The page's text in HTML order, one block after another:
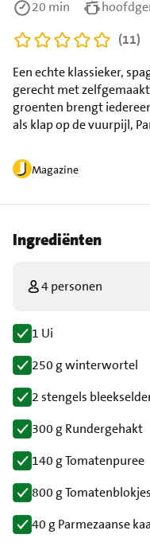
Magazine
Een echte klassieker,
gerecht met
groenten brengt
als klap op de vuurpijl,
20 min
(11)
Ingrediënten
4 personen
1 Ui
250 g winterwortel
2 stengels
300 g Rundergehakt
140 g Tomatenpuree
800 g Tomatenblokjes
40 g Parmezaanse